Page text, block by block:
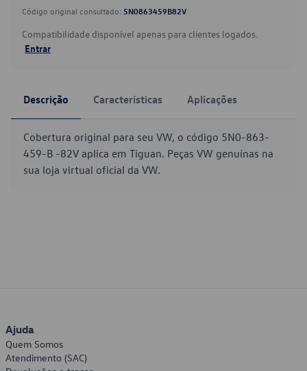
Código original consultado: 5N0863459B82V
Compatibilidade disponível apenas para clientes logados.
Entrar
Descrição Características Aplicações
Cobertura original para seu VW, o código 5N0-863-
459-B -82V aplica em Tiguan. Peças VW genuínas na
sua loja virtual oficial da VW.
Ajuda
Quem Somos
Atendimento (SAC)